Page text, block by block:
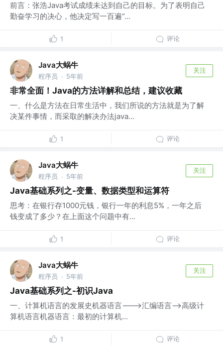
前言：张浩Java考试成绩未达到自己的目标。为了表明自己
勤奋学习的决心，他决定写一百遍“...
1 评论
Java大蜗牛
程序员 · 5年前
关注
非常全面！Java的方法详解和总结，建议收藏
一、什么是方法在日常生活中，我们所说的方法就是为了解
决某件事情，而采取的解决办法java...
1 评论
Java大蜗牛
程序员 · 5年前
关注
Java基础系列之-变量、数据类型和运算符
思考：在银行存1000元钱，银行一年的利息5%，一年之后
钱变成了多少？在上面这个问题中有...
1 评论
Java大蜗牛
程序员 · 5年前
关注
Java基础系列之-初识Java
一、计算机语言的发展史机器语言--->汇编语言-->高级计
算机语言机器语言：最初的计算机...
1 评论